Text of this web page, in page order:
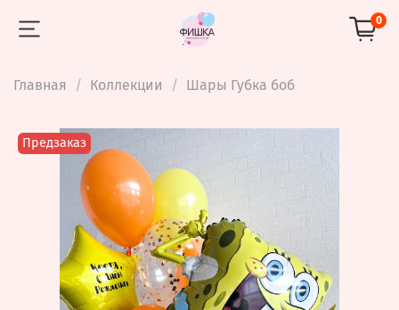
0
Главная Коллекции Шары Губка боб
Предзаказ